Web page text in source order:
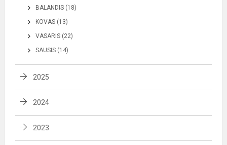
BALANDIS (18)
KOVAS (13)
VASARIS (22)
SAUSIS (14)
2025
2024
2023